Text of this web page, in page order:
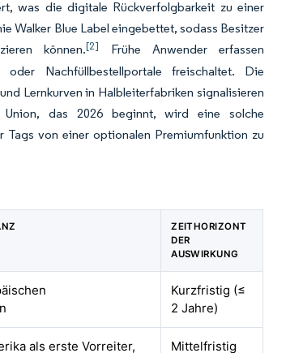
was die digitale Rückverfolgbarkeit zu einer
Walker Blue Label eingebettet, sodass Besitzer
können.[2]
Frühe Anwender erfassen
oder Nachfüllbestellportale freischaltet. Die
Lernkurven in Halbleiterfabriken signalisieren
das 2026 beginnt, wird eine solche
von einer optionalen Premiumfunktion zu
ZEITHORIZONT
DER
AUSWIRKUNG
Kurzfristig (≤
2 Jahre)
als erste Vorreiter, Mittelfristig